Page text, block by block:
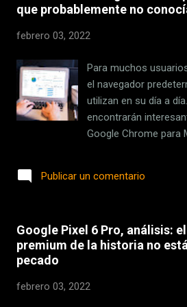
iPhone como para
de mensajería trae
corrección de errores
las siguientes
además de los
de la aplicación,
propios a partir de
KB, pero que
que probablemente no
febrero 03, 2022
Para muchos
el navegador
utilizan en su día a
encontrarán
Google Chrome para
probablemente no
de Chrome , que en
abundantes. Esta es
una pestaña recién
Publicar un comentario
Google Pixel 6 Pro, análisis:
premium de la historia no
pecado
febrero 03, 2022